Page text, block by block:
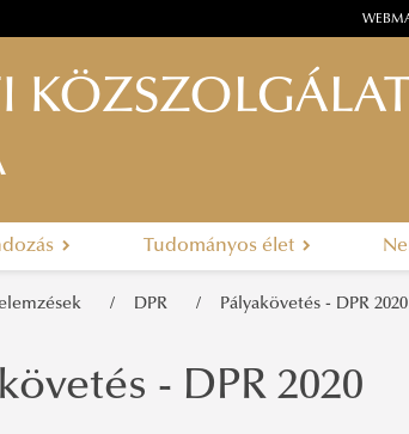
Tudományos élet
DPR Pályakövetés - DPR 2020
- DPR 2020